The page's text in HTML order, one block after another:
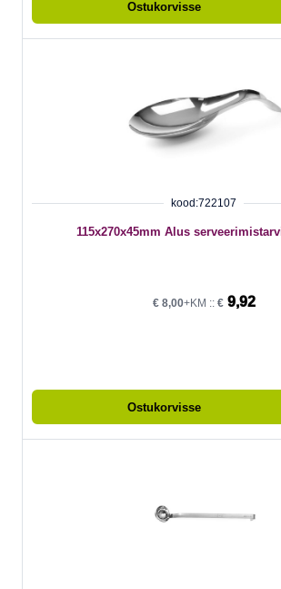
Ostukorvisse
kood:722107
115x270x45mm Alus
€8,00+KM :: €9,92
Ostukorvisse